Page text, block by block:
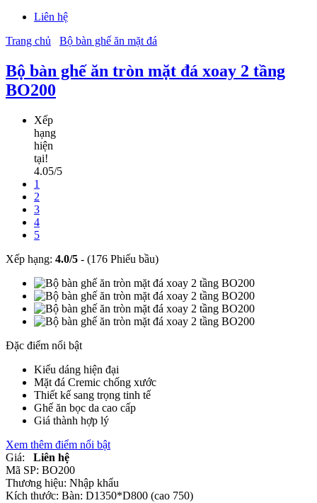
Liên hệ
Trang chủ
Bộ bàn ghế ăn mặt đá
Bộ bàn ghế ăn tròn mặt đá xoay 2 tầng
BO200
Xếp
hạng
hiện
tại!
4.05/5
1
2
3
4
5
Xếp hạng: 4.0/5 - (176 Phiếu bầu)
Đặc điểm nổi bật
Kiểu dáng hiện đại
Mặt đá Cremic chống xước
Thiết kế sang trọng tinh tế
Ghế ăn bọc da cao cấp
Giá thành hợp lý
Xem thêm điểm nổi bật
Giá:
Liên hệ
Mã SP: BO200
Thương hiệu: Nhập khẩu
Kích thước: Bàn: D1350*D800 (cao 750)